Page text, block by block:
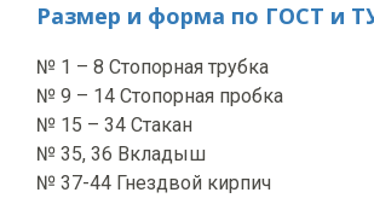
Размер и форма по ГОСТ и
№ 1 – 8 Стопорная трубка
№ 9 – 14 Стопорная пробка
№ 15 – 34 Стакан
№ 35, 36 Вкладыш
№ 37-44 Гнездвой кирпич